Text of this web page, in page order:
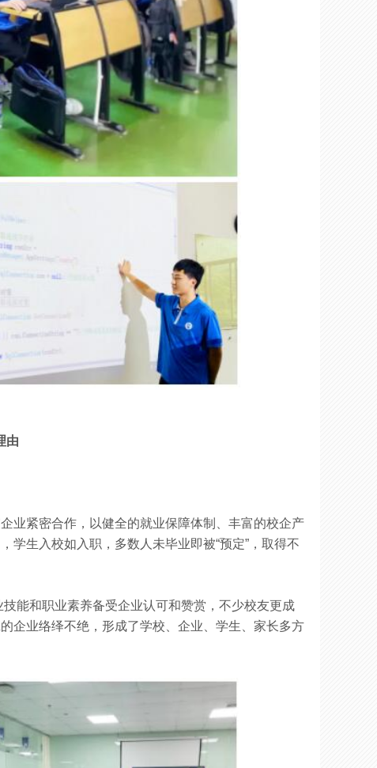
由
业紧密合作，以健全的就业保障体制、丰富的校企产
学生入校如入职，多数人未毕业即被“预定”，取得不
能和职业素养备受企业认可和赞赏，不少校友更成
企业络绎不绝，形成了学校、企业、学生、家长多方